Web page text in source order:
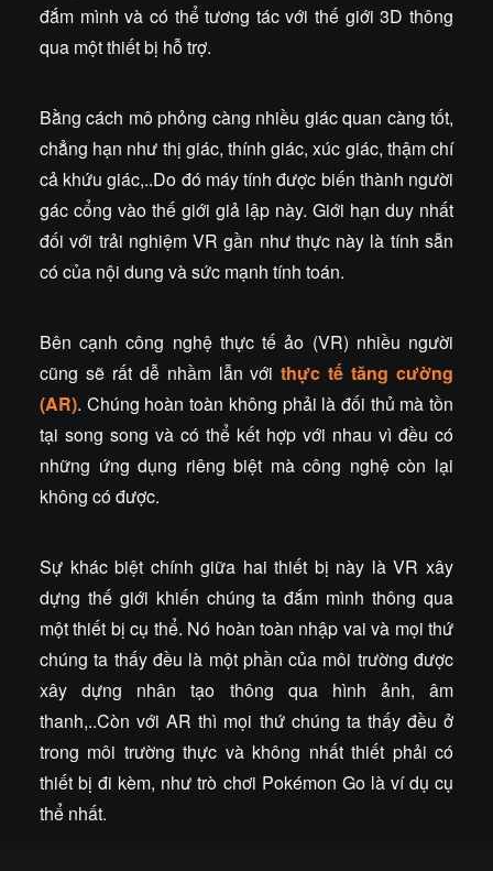
đắm mình và có thể tương tác với thế giới 3D thông
qua một thiết bị hỗ trợ.
Bằng cách mô phỏng càng nhiều giác quan càng tốt,
chẳng hạn như thị giác, thính giác, xúc giác, thậm chí
cả khứu giác,..Do đó máy tính được biến thành người
gác cổng vào thế giới giả lập này. Giới hạn duy nhất
đối với trải nghiệm VR gần như thực này là tính sẵn
có của nội dung và sức mạnh tính toán.
Bên cạnh công nghệ thực tế ảo (VR) nhiều người
cũng sẽ rất dễ nhầm lẫn vớithực tế tăng cường
(AR). Chúng hoàn toàn không phải là đối thủ mà tồn
tại song song và có thể kết hợp với nhau vì đều có
những ứng dụng riêng biệt mà công nghệ còn lại
không có được.
Sự khác biệt chính giữa hai thiết bị này là VR xây
dựng thế giới khiến chúng ta đắm mình thông qua
một thiết bị cụ thể. Nó hoàn toàn nhập vai và mọi thứ
chúng ta thấy đều là một phần của môi trường được
xây dựng nhân tạo thông qua hình ảnh, âm
thanh,..Còn với AR thì mọi thứ chúng ta thấy đều ở
trong môi trường thực và không nhất thiết phải có
thiết bị đi kèm, như trò chơi Pokémon Go là ví dụ cụ
thể nhất.